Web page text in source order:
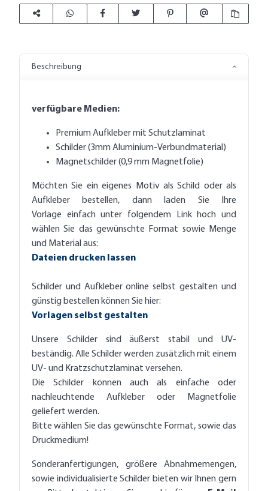
Beschreibung
verfügbare Medien:
Premium Aufkleber mit Schutzlaminat
Schilder (3mm Aluminium-Verbundmaterial)
Magnetschilder (0,9 mm Magnetfolie)
Möchten Sie ein eigenes Motiv als Schild oder als
Aufkleber bestellen, dann laden Sie Ihre
Vorlage einfach unter folgendem Link hoch und
wählen Sie das gewünschte Format sowie Menge
und Material aus:
Dateien drucken lassen
Schilder und Aufkleber online selbst gestalten und
günstig bestellen können Sie hier:
Vorlagen selbst gestalten
Unsere Schilder sind äußerst stabil und UV-
beständig. Alle Schilder werden zusätzlich mit einem
UV- und Kratzschutzlaminat versehen.
Die Schilder können auch als einfache oder
nachleuchtende Aufkleber oder Magnetfolie
geliefert werden.
Bitte wählen Sie das gewünschte Format, sowie das
Druckmedium!
Sonderanfertigungen, größere Abnahmemengen,
sowie individualisierte Schilder bieten wir Ihnen gern